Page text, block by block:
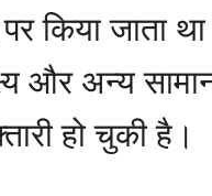
किया जाता
और अन्य
हो चुकी है।